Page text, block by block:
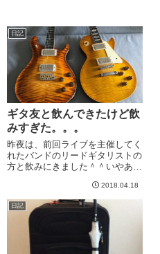
日記
ギタ友と飲んできたけど飲
みすぎた。。。
昨夜は、前回ライブを主催してく
れたバンドのリードギタリストの
方と飲みにきました＾＾いやあ、
中でも面白かったのは、ギター重
量の話。私はレスポールでいう
と、JPくらいの重さが丁度良い
と思っていて、すなわち3.8kg...
2018.04.18
日記